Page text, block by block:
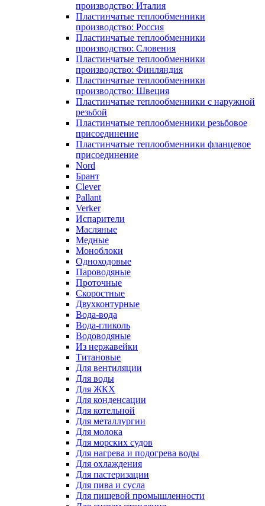
производство: Италия
Пластинчатые теплообменники
производство: Россия
Пластинчатые теплообменники
производство: Словения
Пластинчатые теплообменники
производство: Финляндия
Пластинчатые теплообменники
производство: Швеция
Пластинчатые теплообменники с наружной
резьбой
Пластинчатые теплообменники резьбовое
присоединение
Пластинчатые теплообменники фланцевое
присоединение
Nord
Брант
Clever
Pallant
Verker
Испарители
Масляные
Медные
Моноблоки
Одноходовые
Пароводяные
Проточные
Скоростные
Двухконтурные
Вода-вода
Вода-гликоль
Водоводяные
Из нержавейки
Титановые
Для вентиляции
Для воды
Для ЖКХ
Для конденсации
Для котельной
Для металлургии
Для молока
Для морских судов
Для нагрева и подогрева воды
Для охлаждения
Для пастеризации
Для пива и сусла
Для пищевой промышленности